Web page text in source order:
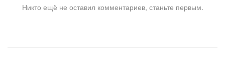
Никто ещё не оставил комментариев, станьте первым.